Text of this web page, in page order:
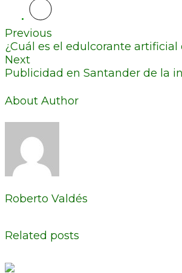
Previous
¿Cuál es el edulcorante
Next
Publicidad en Santander de la
About Author
Roberto Valdés
Related posts